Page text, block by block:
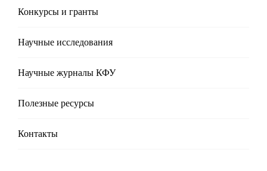
Конкурсы и гранты
Научные исследования
Научные журналы КФУ
Полезные реcурсы
Контакты